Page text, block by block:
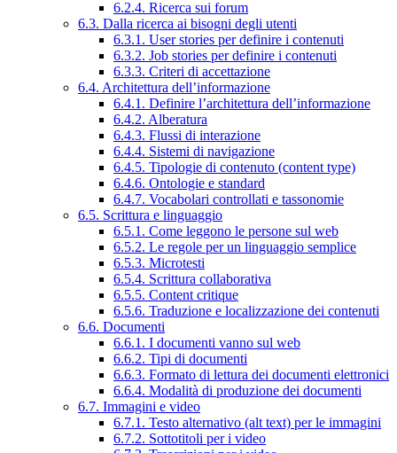
6.2.4. Ricerca sui forum
6.3. Dalla ricerca ai bisogni degli utenti
6.3.1. User stories per definire i contenuti
6.3.2. Job stories per definire i contenuti
6.3.3. Criteri di accettazione
6.4. Architettura dell’informazione
6.4.1. Definire l’architettura dell’informazione
6.4.2. Alberatura
6.4.3. Flussi di interazione
6.4.4. Sistemi di navigazione
6.4.5. Tipologie di contenuto (content type)
6.4.6. Ontologie e standard
6.4.7. Vocabolari controllati e tassonomie
6.5. Scrittura e linguaggio
6.5.1. Come leggono le persone sul web
6.5.2. Le regole per un linguaggio semplice
6.5.3. Microtesti
6.5.4. Scrittura collaborativa
6.5.5. Content critique
6.5.6. Traduzione e localizzazione dei contenuti
6.6. Documenti
6.6.1. I documenti vanno sul web
6.6.2. Tipi di documenti
6.6.3. Formato di lettura dei documenti elettronici
6.6.4. Modalità di produzione dei documenti
6.7. Immagini e video
6.7.1. Testo alternativo (alt text) per le immagini
6.7.2. Sottotitoli per i video